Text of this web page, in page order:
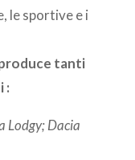
le sportive e i
tanti
:
Lodgy; Dacia